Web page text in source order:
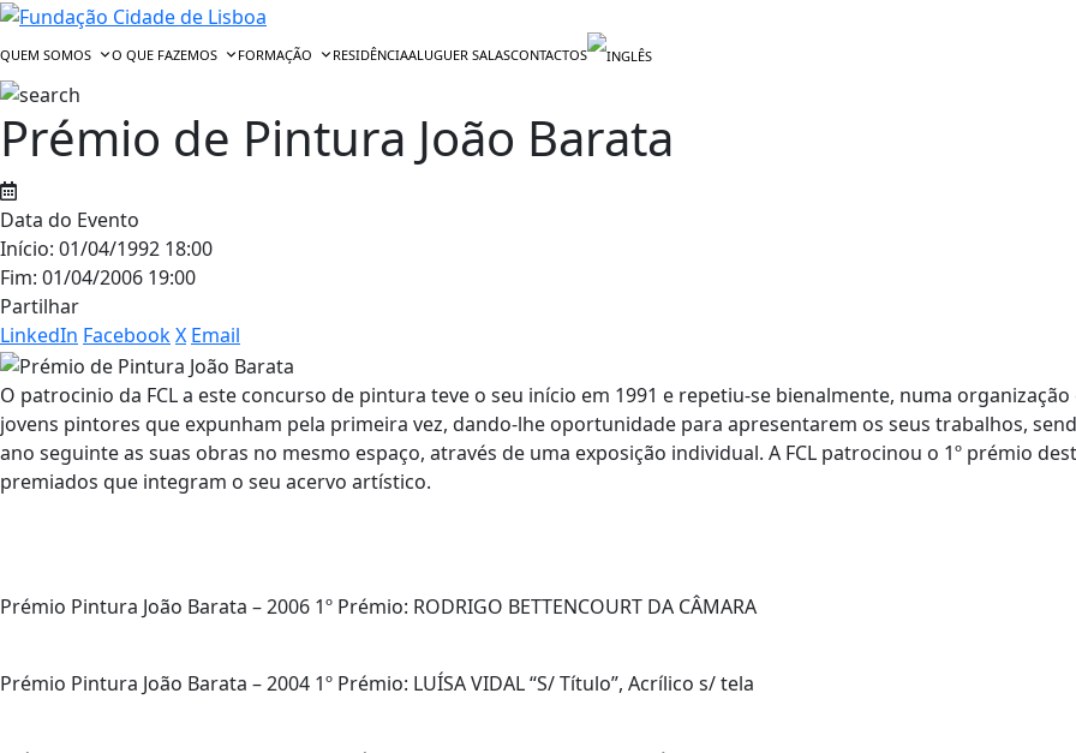
Skip
content
QUEM SOMOS O QUE FAZEMOS FORMAÇÃO RESIDÊNCIAALUGUER SALASCONTACTOS
Prémio de Pintura João Barata
Data do Evento
Início: 01/04/1992 18:00
Fim: 01/04/2006 19:00
Partilhar
LinkedIn FacebookX Email
O patrocinio da FCL a este concurso de pintura teve o seu início em 1991 e repetiu-se bienalmente, numa
jovens pintores que expunham pela primeira vez, dando-lhe oportunidade para apresentarem os seus trabalhos,
ano seguinte as suas obras no mesmo espaço, através de uma exposição individual. A FCL patrocinou o 1º prémio
premiados que integram o seu acervo artístico.
Prémio Pintura João Barata – 2006 1º Prémio: RODRIGO BETTENCOURT DA CÂMARA
Prémio Pintura João Barata – 2004 1º Prémio: LUÍSA VIDAL “S/ Título”, Acrílico s/ tela